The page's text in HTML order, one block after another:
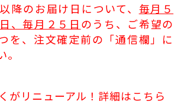
降のお届け日について、 毎月５
、毎月２５日 のうち、ご希望の
を、注文確定前の「通信欄」に
がリニューアル！詳細はこちら